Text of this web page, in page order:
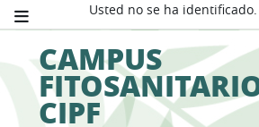
Usted no se ha identificado.
CAMPUS
CIPF